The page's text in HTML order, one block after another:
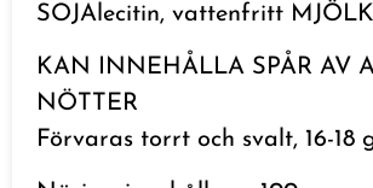
SOJAlecitin, vattenfritt
KAN INNEHÅLLA SPÅR AV
NÖTTER
Förvaras torrt och svalt, 16-18